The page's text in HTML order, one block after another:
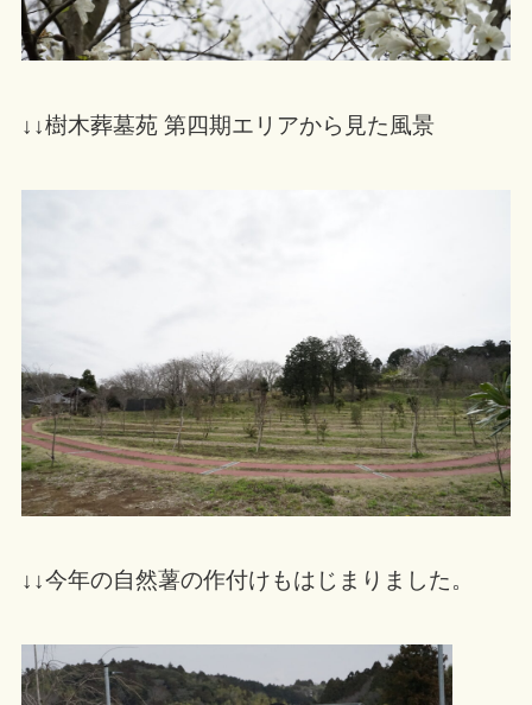
↓↓樹木葬墓苑 第四期エリアから見た風景
↓↓今年の自然薯の作付けもはじまりました。